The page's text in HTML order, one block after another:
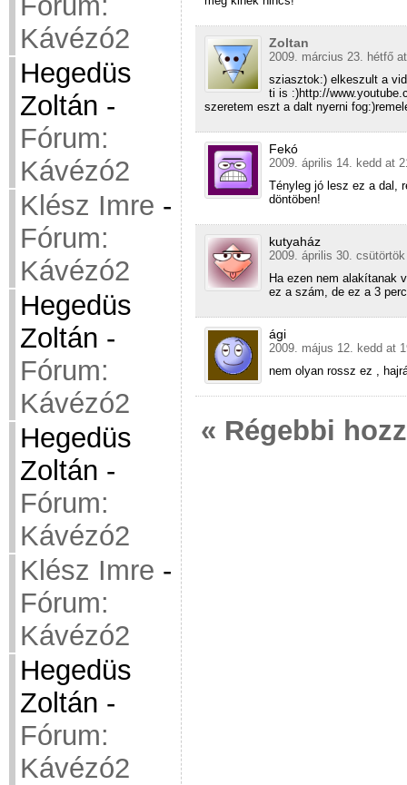
Kávézó2
Hegedüs
Zoltán -
Fórum:
Kávézó2
Klész Imre -
Fórum:
Kávézó2
Hegedüs
Zoltán -
Fórum:
Kávézó2
Hegedüs
Zoltán -
Fórum:
Kávézó2
Klész Imre -
Fórum:
Kávézó2
Hegedüs
Zoltán -
Fórum:
Kávézó2
Zoltan
2009. március 23. hétfő
sziasztok:) elkeszult a
ti is :)http://
szeretem eszt a dalt nyerni
Fekó
2009. április 14. kedd at
Tényleg jó lesz ez a dal,
döntöben!
kutyaház
2009. április 30.
Ha ezen nem alakítanak
ez a szám, de ez a 3
ági
2009. május 12. kedd at
nem olyan rossz ez ,
« Régebbi